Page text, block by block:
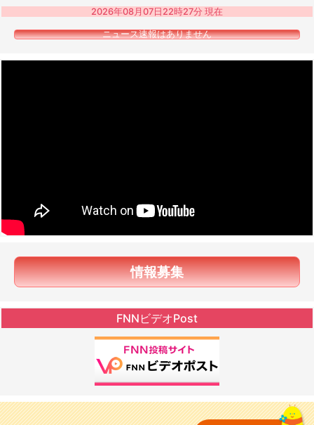
2026年08月07日22時27分 現在
ニュース速報はありません
情報募集
FNNビデオPost